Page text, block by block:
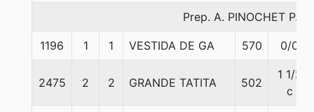
Prep. A. PINOCHET P.
1196 1 1 VESTIDA DE GA 570 0/0
2475 2 2 GRANDE TATITA 502
1 1/2
c